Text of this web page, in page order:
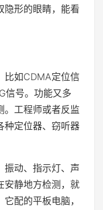
隐形的眼睛，能看
比如CDMA定位信
信号。功能又多
。工程师或者反监
种定位器、窃听器
振动、指示灯、声
安静地方检测，就
配的平板电脑，